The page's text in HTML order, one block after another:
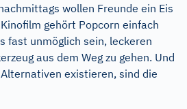
wollen Freunde ein Eis
gehört Popcorn einfach
fast unmöglich sein, leckeren
aus dem Weg zu gehen. Und
existieren, sind die